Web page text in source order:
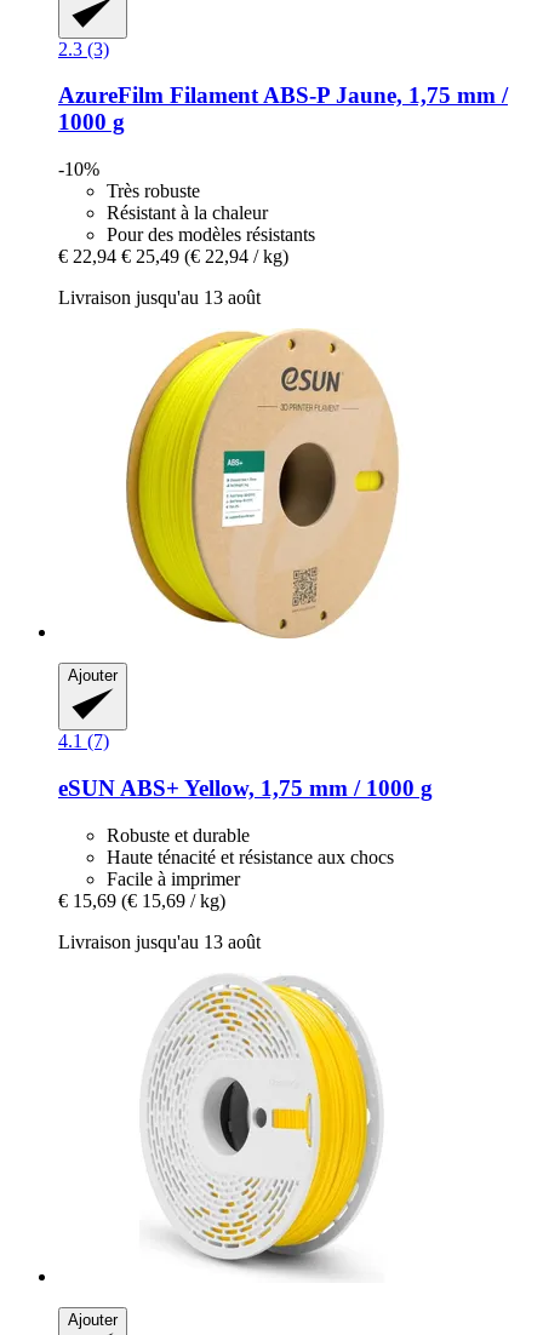
2.3 (3)
AzureFilm Filament ABS-​P Jaune, 1,75 mm /
1000 g
-10%
Très robuste
Résistant à la chaleur
Pour des modèles résistants
€ 22,94 € 25,49 (€ 22,94 / kg)
Livraison jusqu'au 13 août
Ajouter
4.1 (7)
eSUN ABS+ Yellow, 1,75 mm / 1000 g
Robuste et durable
Haute ténacité et résistance aux chocs
Facile à imprimer
€ 15,69 (€ 15,69 / kg)
Livraison jusqu'au 13 août
Ajouter